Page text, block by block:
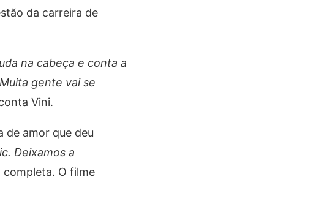
da carreira de
na cabeça e conta a
gente vai se
Vini.
de amor que deu
Deixamos a
completa. O filme